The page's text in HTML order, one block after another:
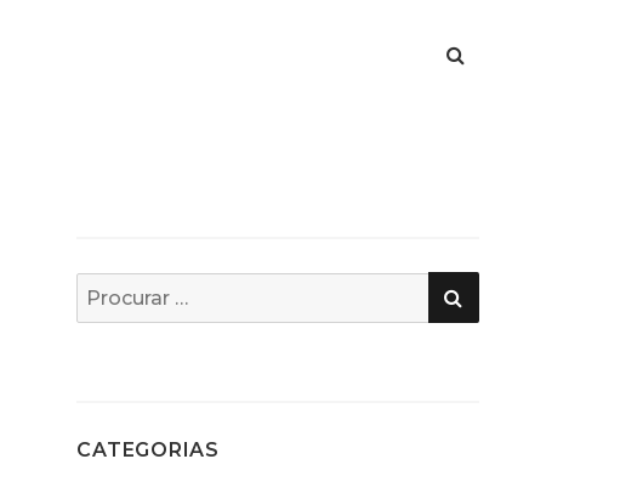
Busca
por:
PESQUISA
CATEGORIAS